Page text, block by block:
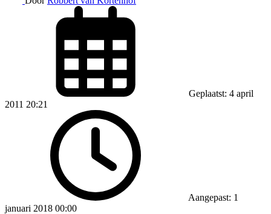
Geplaatst: 4 april
2011 20:21
Aangepast: 1
januari 2018 00:00